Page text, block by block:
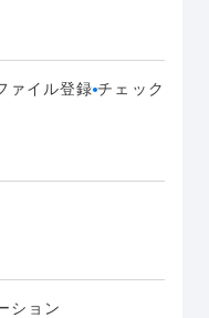
ァイル登録 チェック
ション